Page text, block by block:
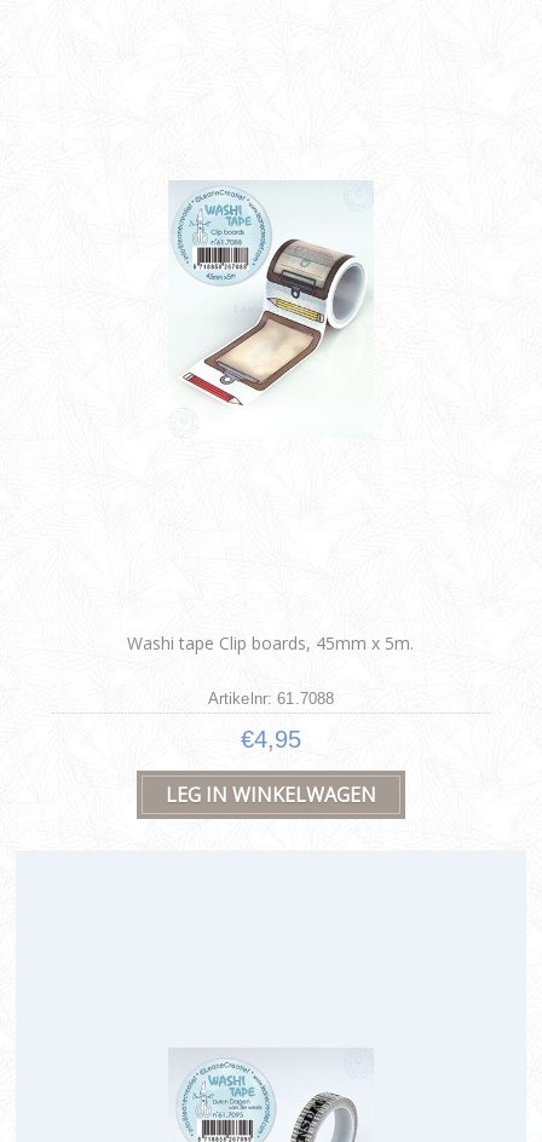
Washi tape Clip boards, 45mm x 5m.
Artikelnr: 61.7088
€4,95